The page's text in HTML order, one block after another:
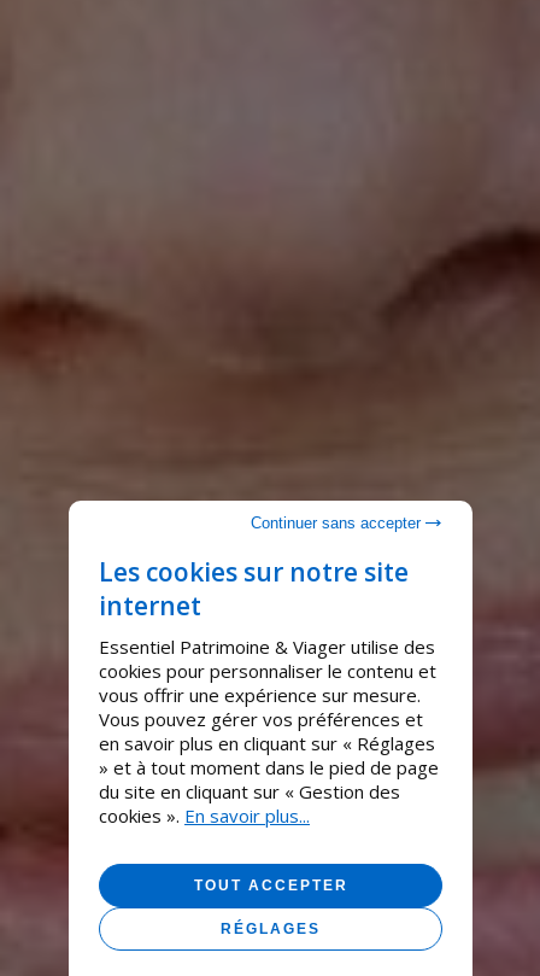
Les cookies sur notre site
internet
Essentiel Patrimoine & Viager utilise des
cookies pour personnaliser le contenu et
vous offrir une expérience sur mesure.
Vous pouvez gérer vos préférences et
en savoir plus en cliquant sur « Réglages
» et à tout moment dans le pied de page
du site en cliquant sur « Gestion des
cookies ». En savoir plus...
TOUT ACCEPTER
RÉGLAGES
Continuer sans accepter